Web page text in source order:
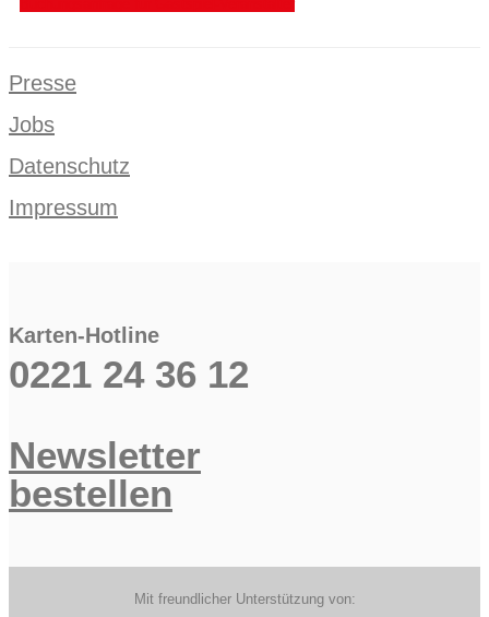
Presse
Jobs
Datenschutz
Impressum
Karten-Hotline
0221 24 36 12
Newsletter
bestellen
Mit freundlicher Unterstützung von: